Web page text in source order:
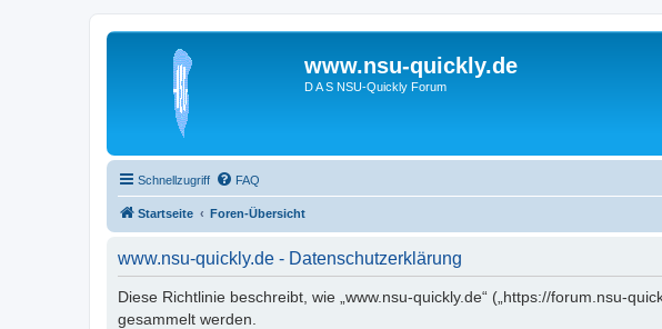
www.nsu-quickly.de
D A S NSU-Quickly Forum
Schnellzugriff FAQ
Startseite Foren-Übersicht
www.nsu-quickly.de - Datenschutzerklärung
Diese Richtlinie beschreibt, wie „www.nsu-quickly.de“ („https://forum.nsu-
gesammelt werden.